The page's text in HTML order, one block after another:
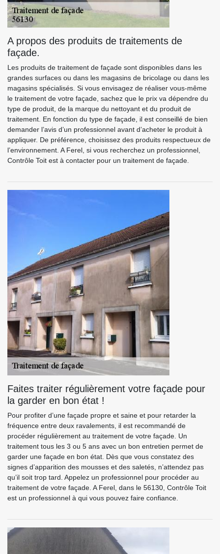
A propos des produits de traitements de
façade.
Les produits de traitement de façade sont disponibles dans les
grandes surfaces ou dans les magasins de bricolage ou dans les
magasins spécialisés. Si vous envisagez de réaliser vous-même
le traitement de votre façade, sachez que le prix va dépendre du
type de produit, de la marque du nettoyant et du produit de
traitement. En fonction du type de façade, il est conseillé de bien
demander l’avis d’un professionnel avant d’acheter le produit à
appliquer. De préférence, choisissez des produits respectueux de
l’environnement. A Ferel, si vous recherchez un professionnel,
Contrôle Toit est à contacter pour un traitement de façade.
Faites traiter régulièrement votre façade pour
la garder en bon état !
Pour profiter d’une façade propre et saine et pour retarder la
fréquence entre deux ravalements, il est recommandé de
procéder régulièrement au traitement de votre façade. Un
traitement tous les 3 ou 5 ans avec un bon entretien permet de
garder une façade en bon état. Dès que vous constatez des
signes d’apparition des mousses et des saletés, n’attendez pas
qu’il soit trop tard. Appelez un professionnel pour procéder au
traitement de votre façade. A Ferel, dans le 56130, Contrôle Toit
est un professionnel à qui vous pouvez faire confiance.